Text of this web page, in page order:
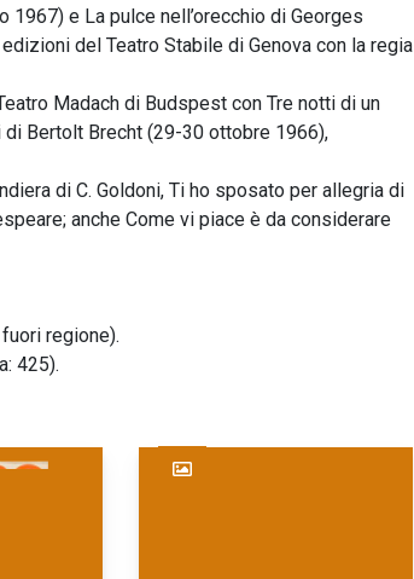
1967) e La pulce nell’orecchio di Georges
del Teatro Stabile di Genova con la regia
Madach di Budspest con Tre notti di un
Bertolt Brecht (29-30 ottobre 1966),
di C. Goldoni, Ti ho sposato per allegria di
anche Come vi piace è da considerare
regione).
425).